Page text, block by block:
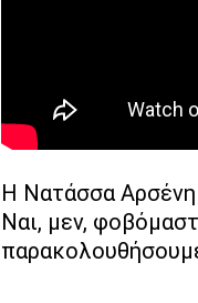
Η Νατάσσα Αρσένη
Ναι, μεν,